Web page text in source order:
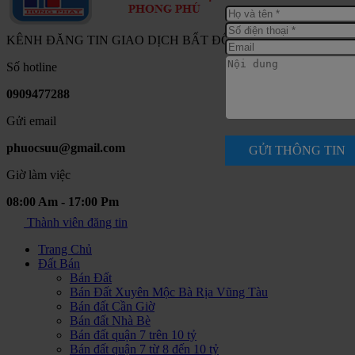
KÊNH ĐĂNG TIN GIAO DỊCH BẤT ĐỘNG SẢN NAM SÀI
Số hotline
0909477288
Gửi email
phuocsuu@gmail.com
Giờ làm việc
08:00 Am - 17:00 Pm
Thành viên đăng tin
Trang Chủ
Đất Bán
Bán Đất
Bán Đất Xuyên Mộc Bà Rịa Vũng Tàu
Bán đất Cần Giờ
Bán đất Nhà Bè
Bán đất quận 7 trên 10 tỷ
Bán đất quận 7 từ 8 đến 10 tỷ
GỬI THÔNG TIN